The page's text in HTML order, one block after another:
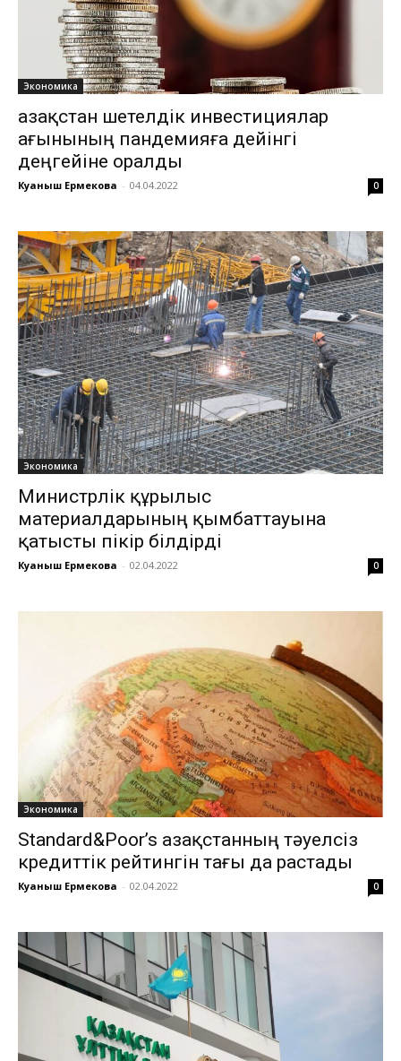
Экономика
Қазақстан шетелдік инвестициялар
ағынының пандемияға дейінгі
деңгейіне оралды
Куаныш Ермекова - 04.04.2022 0
Экономика
Министрлік құрылыс
материалдарының қымбаттауына
қатысты пікір білдірді
Куаныш Ермекова - 02.04.2022 0
Экономика
Standard&Poor’s Қазақстанның тәуелсіз
кредиттік рейтингін тағы да растады
Куаныш Ермекова - 02.04.2022 0